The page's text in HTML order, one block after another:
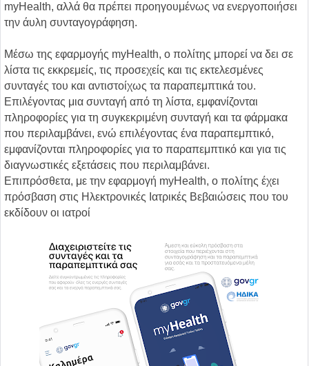
myHealth, αλλά θα πρέπει προηγουμένως να ενεργοποιήσει
την άυλη συνταγογράφηση.
Μέσω της εφαρμογής myHealth, ο πολίτης μπορεί να δει σε
λίστα τις εκκρεμείς, τις προσεχείς και τις εκτελεσμένες
συνταγές του και αντιστοίχως τα παραπεμπτικά του.
Επιλέγοντας μια συνταγή από τη λίστα, εμφανίζονται
πληροφορίες για τη συγκεκριμένη συνταγή και τα φάρμακα
που περιλαμβάνει, ενώ επιλέγοντας ένα παραπεμπτικό,
εμφανίζονται πληροφορίες για το παραπεμπτικό και για τις
διαγνωστικές εξετάσεις που περιλαμβάνει.
Επιπρόσθετα, με την εφαρμογή myHealth, ο πολίτης έχει
πρόσβαση στις Ηλεκτρονικές Ιατρικές Βεβαιώσεις που του
εκδίδουν οι ιατροί